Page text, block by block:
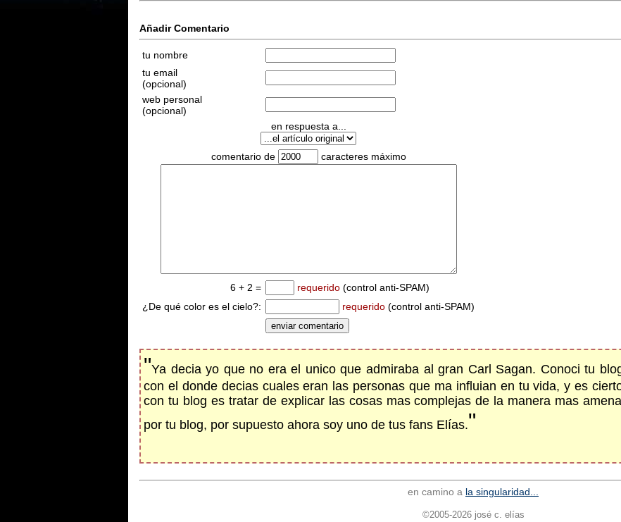
Añadir Comentario
tu nombre
tu email
(opcional)
web personal
(opcional)
en respuesta a...
comentario de caracteres máximo
6 + 2 = requerido (control anti-SPAM)
¿De qué color es el cielo?:
requerido (control anti-SPAM)
"Ya decia yo que no era el unico que admiraba al gran Carl Sagan. Conoci tu
con el donde decias cuales eran las personas que ma influian en tu vida, y es
con tu blog es tratar de explicar las cosas mas complejas de la manera mas
por tu blog, por supuesto ahora soy uno de tus fans Elías."
en camino a la singularidad...
©2005-2026 josé c. elías